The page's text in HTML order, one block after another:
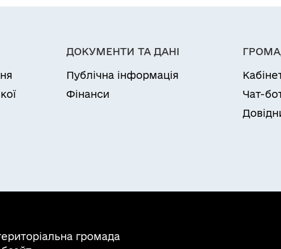
ДОКУМЕНТИ ТА ДАНІ
Публічна інформація
Фінанси
Чат-
громада